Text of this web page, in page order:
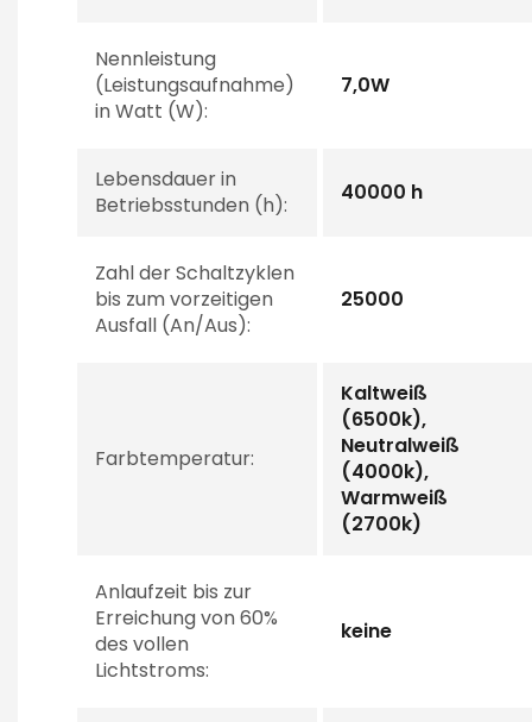
Nennleistung
(Leistungsaufnahme)
in Watt (W):
7,0W
Lebensdauer in
Betriebsstunden (h):
40000 h
Zahl der Schaltzyklen
bis zum vorzeitigen
Ausfall (An/Aus):
25000
Farbtemperatur:
Kaltweiß
(6500k),
Neutralweiß
(4000k),
Warmweiß
(2700k)
Anlaufzeit bis zur
Erreichung von 60%
des vollen
Lichtstroms:
keine